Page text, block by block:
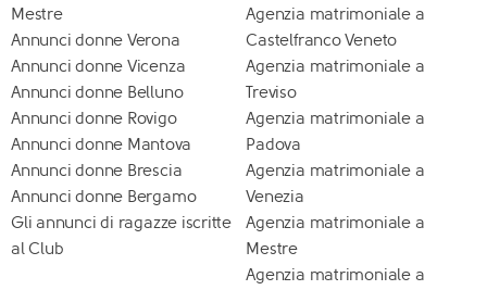
Mestre
Annunci donne Verona
Annunci donne Vicenza
Annunci donne Belluno
Annunci donne Rovigo
Annunci donne Mantova
Annunci donne Brescia
Annunci donne Bergamo
Gli annunci di ragazze iscritte
al Club
Agenzia matrimoniale a
Castelfranco Veneto
Agenzia matrimoniale a
Treviso
Agenzia matrimoniale a
Padova
Agenzia matrimoniale a
Venezia
Agenzia matrimoniale a
Mestre
Agenzia matrimoniale a